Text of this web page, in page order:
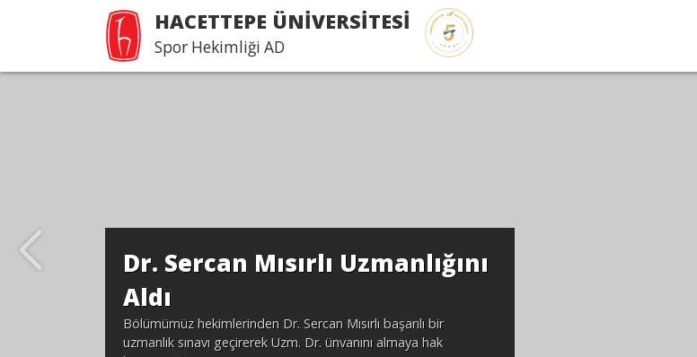
HACETTEPE ÜNİVERSİTESİ
Spor Hekimliği AD
Doktoru: Selin Demirel
UEFA Dostluk Kupası'nda bölümümüz
Demirel Milli Takım doktoru olarak görev